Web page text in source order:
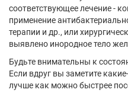
соответствующее лечение -
применение
терапии и др., или
выявлено инородное тело
Будьте внимательны к
Если вдруг вы заметите
лучше как можно быстрее